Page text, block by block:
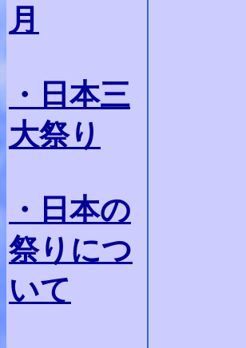
月
・日本三
大祭り
・日本の
祭りにつ
いて